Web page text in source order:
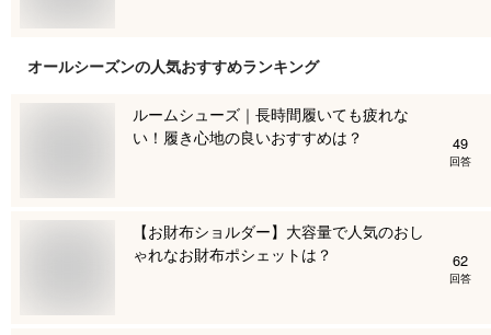
オールシーズンの人気おすすめランキング
ルームシューズ｜長時間履いても疲れな
い！履き心地の良いおすすめは？
49
回答
【お財布ショルダー】大容量で人気のおし
ゃれなお財布ポシェットは？
62
回答